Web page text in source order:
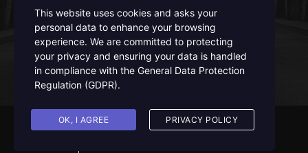
ISSN 3008 - 6671 / ISSN - L 3008 - 6671
© careers-business.hu 2024
This website uses cookies and asks your
personal data to enhance your browsing
experience. We are committed to protecting
your privacy and ensuring your data is handled
in compliance with the General Data Protection
Regulation (GDPR).
OK, I AGREE PRIVACY POLICY